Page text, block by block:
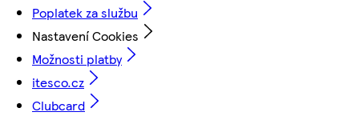
Poplatek za službu
Nastavení Cookies
Možnosti platby
itesco.cz
Clubcard